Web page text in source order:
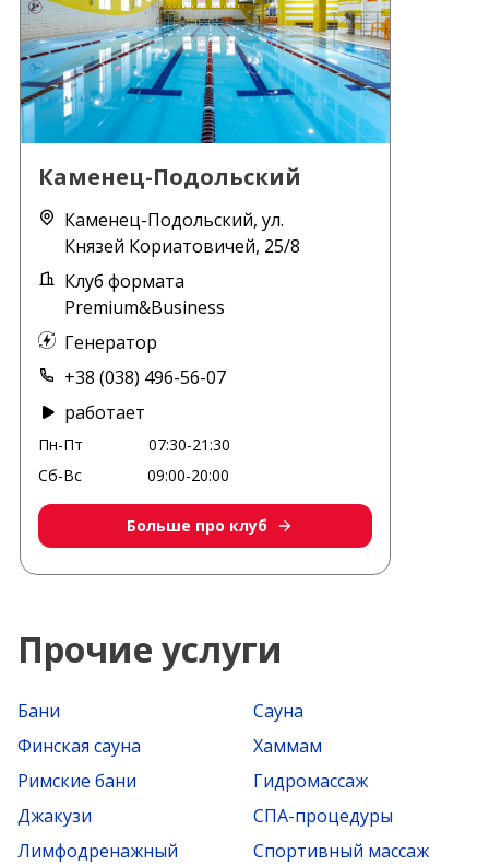
Каменец-Подольский
Каменец-Подольский, ул.
Князей Кориатовичей, 25/8
Клуб формата
Premium&Business
Генератор
+38 (038) 496-56-07
работает
Пн-Пт
07:30-21:30
Сб-Вс
09:00-20:00
Больше про клуб
Прочие услуги
Бани
Сауна
Финская сауна
Хаммам
Римские бани
Гидромассаж
Джакузи
СПА-процедуры
Лимфодренажный
Спортивный массаж